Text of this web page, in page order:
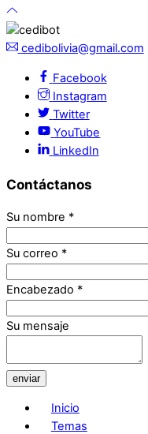
cedibolivia@gmail.com
Facebook
Instagram
Twitter
YouTube
LinkedIn
Contáctanos
Su nombre *
Su correo *
Encabezado *
Su mensaje
enviar
Inicio
Temas